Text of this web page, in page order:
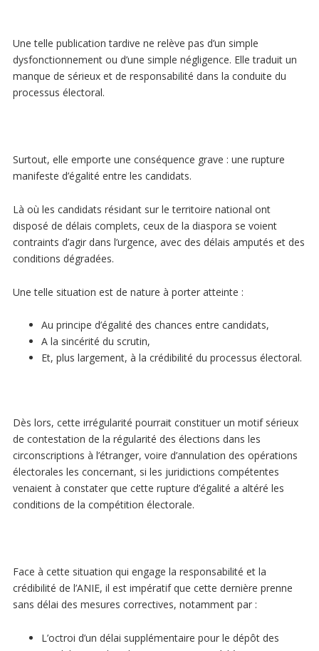
Une telle publication tardive ne relève pas d’un simple
dysfonctionnement ou d’une simple négligence. Elle traduit un
manque de sérieux et de responsabilité dans la conduite du
processus électoral.
Surtout, elle emporte une conséquence grave : une rupture
manifeste d’égalité entre les candidats.
Là où les candidats résidant sur le territoire national ont
disposé de délais complets, ceux de la diaspora se voient
contraints d’agir dans l’urgence, avec des délais amputés et des
conditions dégradées.
Une telle situation est de nature à porter atteinte :
Au principe d’égalité des chances entre candidats,
A la sincérité du scrutin,
Et, plus largement, à la crédibilité du processus électoral.
Dès lors, cette irrégularité pourrait constituer un motif sérieux
de contestation de la régularité des élections dans les
circonscriptions à l’étranger, voire d’annulation des opérations
électorales les concernant, si les juridictions compétentes
venaient à constater que cette rupture d’égalité a altéré les
conditions de la compétition électorale.
Face à cette situation qui engage la responsabilité et la
crédibilité de l’ANIE, il est impératif que cette dernière prenne
sans délai des mesures correctives, notamment par :
L’octroi d’un délai supplémentaire pour le dépôt des